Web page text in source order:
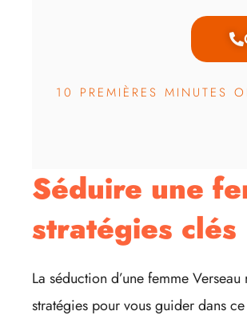
10 PREMIÈRES MINUTES
Séduire une
stratégies clés
La séduction d’une femme
stratégies pour vous guider dans